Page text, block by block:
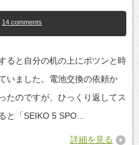
14 comments
ると自分の机の上にポツンと時
いました。電池交換の依頼か
たのですが、ひっくり返してス
と「SEIKO 5 SPO…
詳細を見る